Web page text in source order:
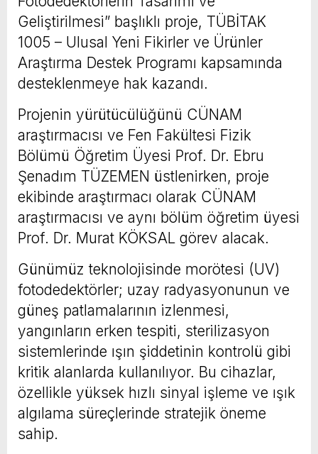
Geliştirilmesi” başlıklı proje, TÜBİTAK
1005 – Ulusal Yeni Fikirler ve Ürünler
Araştırma Destek Programı kapsamında
desteklenmeye hak kazandı.
Projenin yürütücülüğünü CÜNAM
araştırmacısı ve Fen Fakültesi Fizik
Bölümü Öğretim Üyesi Prof. Dr. Ebru
Şenadım TÜZEMEN üstlenirken, proje
ekibinde araştırmacı olarak CÜNAM
araştırmacısı ve aynı bölüm öğretim üyesi
Prof. Dr. Murat KÖKSAL görev alacak.
Günümüz teknolojisinde morötesi (UV)
fotodedektörler; uzay radyasyonunun ve
güneş patlamalarının izlenmesi,
yangınların erken tespiti, sterilizasyon
sistemlerinde ışın şiddetinin kontrolü gibi
kritik alanlarda kullanılıyor. Bu cihazlar,
özellikle yüksek hızlı sinyal işleme ve ışık
algılama süreçlerinde stratejik öneme
sahip.